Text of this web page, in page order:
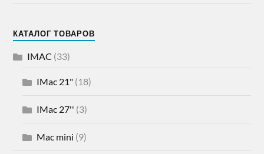
КАТАЛОГ ТОВАРОВ
IMAC (33)
IMac 21" (18)
IMac 27'' (3)
Mac mini (9)